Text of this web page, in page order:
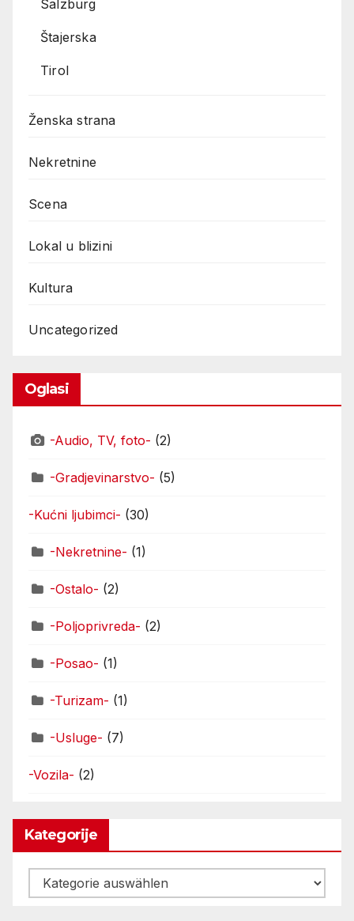
Salzburg
Štajerska
Tirol
Ženska strana
Nekretnine
Scena
Lokal u blizini
Kultura
Uncategorized
Oglasi
-Audio, TV, foto- (2)
-Gradjevinarstvo- (5)
-Kućni ljubimci- (30)
-Nekretnine- (1)
-Ostalo- (2)
-Poljoprivreda- (2)
-Posao- (1)
-Turizam- (1)
-Usluge- (7)
-Vozila- (2)
Kategorije
Kategorije